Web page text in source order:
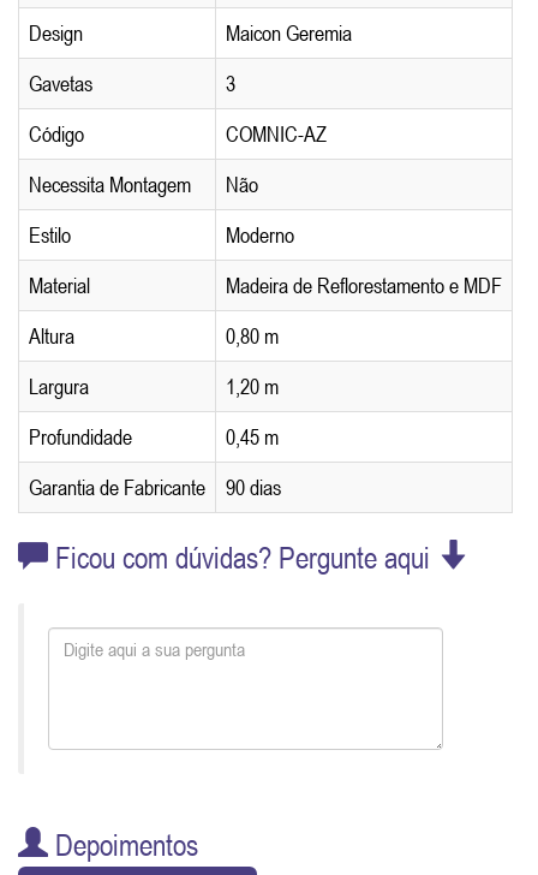
Design
Maicon Geremia
Gavetas
3
Código
COMNIC-AZ
Necessita Montagem
Não
Estilo
Moderno
Material
Madeira de Reflorestamento e MDF
Altura
0,80 m
Largura
1,20 m
Profundidade
0,45 m
Garantia de Fabricante
90 dias
Ficou com dúvidas? Pergunte aqui
Depoimentos